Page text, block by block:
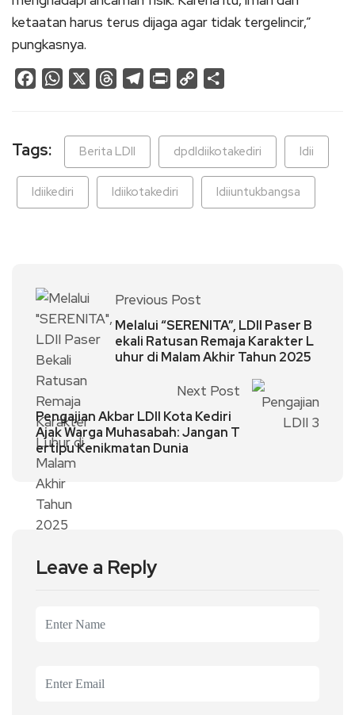
ketaatan harus terus dijaga agar tidak tergelincir,”
pungkasnya.
FacebookWhatsApp ThreadsTelegram
Print
Copy
Tags: Berita LDII dpdldiikotakediri ldii
ldiikediri ldiikotakediri ldiiuntukbangsa
Previous Post
Melalui “SERENITA”, LDII Paser B
ekali Ratusan Remaja Karakter L
uhur di Malam Akhir Tahun 2025
Next Post
Pengajian Akbar LDII Kota Kediri
Ajak Warga Muhasabah: Jangan T
ertipu Kenikmatan Dunia
Leave a Reply